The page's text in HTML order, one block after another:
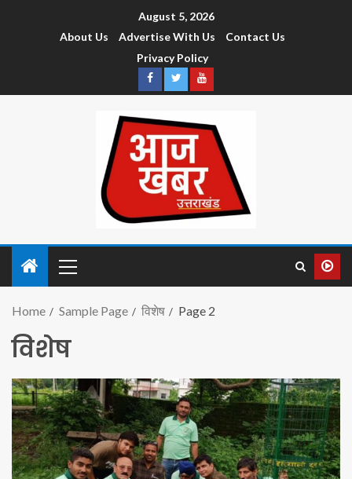
August 5, 2026
About Us
Advertise With Us
Contact Us
Privacy Policy
Home Sample Page विशेष Page 2
विशेष